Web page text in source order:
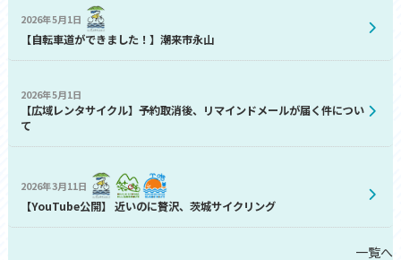
2026年5月1日
【自転車道ができました！】潮来市永山
2026年5月1日
【広域レンタサイクル】予約取消後、リマインドメールが届く件につい
て
2026年3月11日
【YouTube公開】 近いのに贅沢、茨城サイクリング
一覧へ